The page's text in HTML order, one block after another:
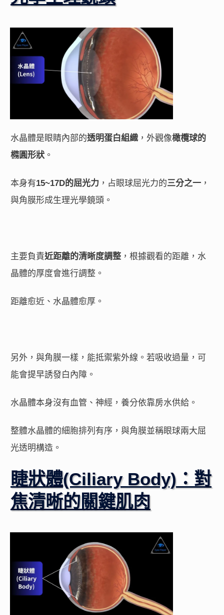
水晶體是眼睛內部的透明蛋白組織 ，外觀像橄欖球的
橢圓形狀 。
本身有15~17D的屈光力 ，占眼球屈光力的三分之一 ，
與角膜形成生理光學鏡頭。
主要負責近距離的清晰度調整 ，根據觀看的距離，水
晶體的厚度會進行調整。
距離愈近、水晶體愈厚。
另外，與角膜一樣，能抵禦紫外線。若吸收過量，可
能會提早誘發白內障。
水晶體本身沒有血管、神經，養分依靠房水供給。
整體水晶體的細胞排列有序，與角膜並稱眼球兩大屈
光透明構造。
睫狀體(Ciliary Body)：對
焦清晰的關鍵肌肉